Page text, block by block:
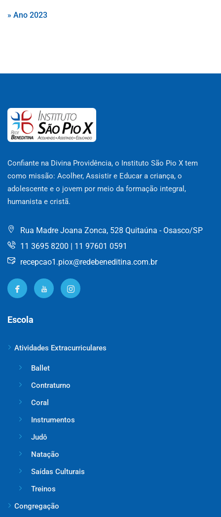
» Ano 2023
Confiante na Divina Providência, o Instituto São Pio X tem
como missão: Acolher, Assistir e Educar a criança, o
adolescente e o jovem por meio da formação integral,
humanista e cristã.
Rua Madre Joana Zonca, 528 Quitaúna - Osasco/SP
11 3695 8200 | 11 97601 0591
recepcao1.piox@redebeneditina.com.br
Escola
Atividades Extracurriculares
Ballet
Contraturno
Coral
Instrumentos
Judô
Natação
Saídas Culturais
Treinos
Congregação